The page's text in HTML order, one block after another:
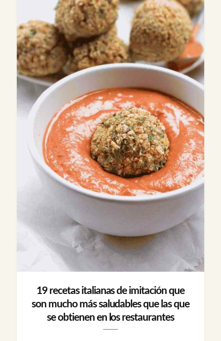
19 recetas italianas de imitación que
son mucho más saludables que las que
se obtienen en los restaurantes